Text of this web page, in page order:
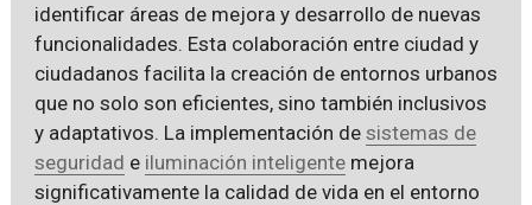
identificar áreas de mejora y desarrollo de nuevas
funcionalidades. Esta colaboración entre ciudad y
ciudadanos facilita la creación de entornos urbanos
que no solo son eficientes, sino también inclusivos
y adaptativos. La implementación de sistemas de
seguridad e iluminación inteligentemejora
significativamente la calidad de vida en el entorno